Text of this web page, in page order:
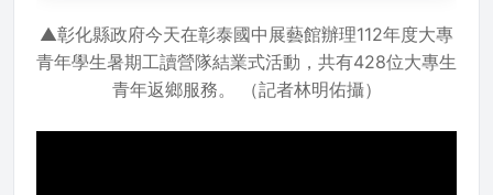
▲彰化縣政府今天在彰泰國中展藝館辦理112年度大專
青年學生暑期工讀營隊結業式活動，共有428位大專生
青年返鄉服務。 （記者林明佑攝）